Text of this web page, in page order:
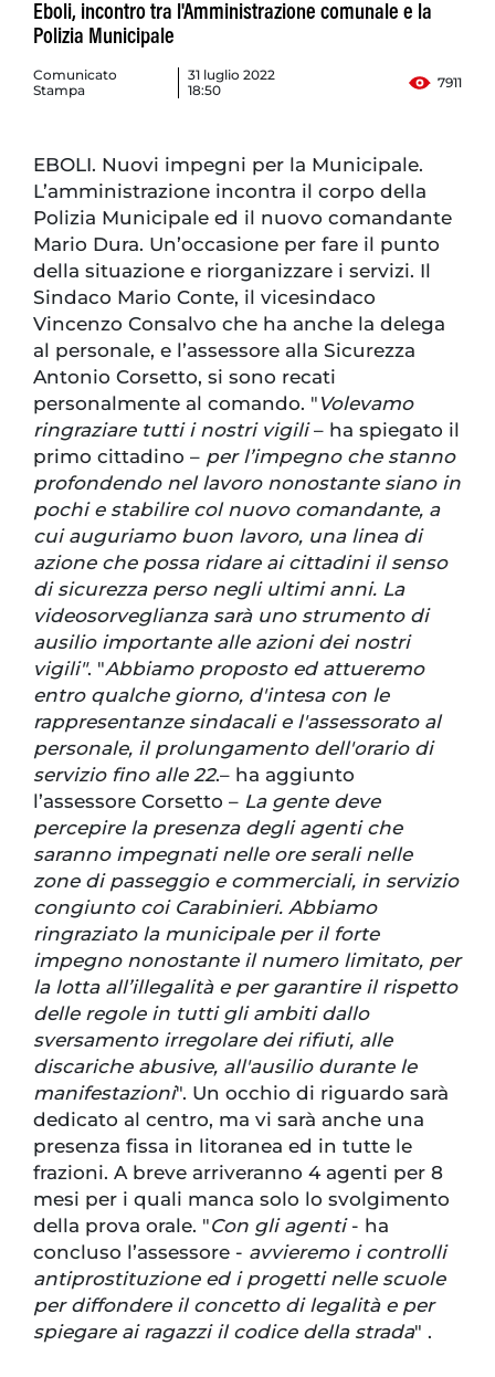
Eboli, incontro tra l'Amministrazione comunale e la
Polizia Municipale
Comunicato
Stampa
31 luglio 2022
18:50
7911
EBOLI. Nuovi impegni per la Municipale.
L’amministrazione incontra il corpo della
Polizia Municipale ed il nuovo comandante
Mario Dura. Un’occasione per fare il punto
della situazione e riorganizzare i servizi. Il
Sindaco Mario Conte, il vicesindaco
Vincenzo Consalvo che ha anche la delega
al personale, e l’assessore alla Sicurezza
Antonio Corsetto, si sono recati
personalmente al comando. " Volevamo
ringraziare tutti i nostri vigili– ha spiegato il
primo cittadino – per l’impegno che stanno
profondendo nel lavoro nonostante siano in
pochi e stabilire col nuovo comandante, a
cui auguriamo buon lavoro, una linea di
azione che possa ridare ai cittadini il senso
di sicurezza perso negli ultimi anni. La
videosorveglianza sarà uno strumento di
ausilio importante alle azioni dei nostri
vigili". "Abbiamo proposto ed attueremo
entro qualche giorno, d'intesa con le
rappresentanze sindacali e l'assessorato al
personale, il prolungamento dell'orario di
servizio fino alle 22.– ha aggiunto
l’assessore Corsetto – La gente deve
percepire la presenza degli agenti che
saranno impegnati nelle ore serali nelle
zone di passeggio e commerciali, in servizio
congiunto coi Carabinieri. Abbiamo
ringraziato la municipale per il forte
impegno nonostante il numero limitato, per
la lotta all’illegalità e per garantire il rispetto
delle regole in tutti gli ambiti dallo
sversamento irregolare dei rifiuti, alle
discariche abusive, all'ausilio durante le
manifestazioni". Un occhio di riguardo sarà
dedicato al centro, ma vi sarà anche una
presenza fissa in litoranea ed in tutte le
frazioni. A breve arriveranno 4 agenti per 8
mesi per i quali manca solo lo svolgimento
della prova orale. "Con gli agenti- ha
concluso l’assessore - avvieremo i controlli
antiprostituzione ed i progetti nelle scuole
per diffondere il concetto di legalità e per
spiegare ai ragazzi il codice della strada" .